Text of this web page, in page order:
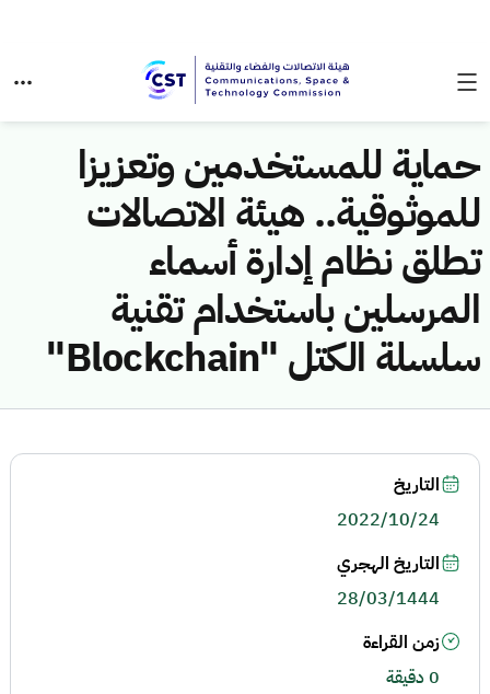
حماية للمستخدمين وتعزيزا
للموثوقية.. هيئة الاتصالات
تطلق نظام إدارة أسماء
المرسلين باستخدام تقنية
سلسلة الكتل "Blockchain"
التاريخ
2022/10/24
التاريخ الهجري
28/03/1444
زمن القراءة
0 دقيقة